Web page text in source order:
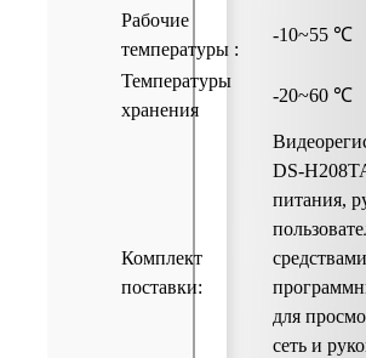
Рабочие
температуры :
-
Температуры
хранения
-20~60 ℃
Комплект
поставки:
DS-
питания,
для
сеть и